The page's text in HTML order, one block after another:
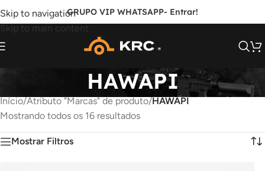
Skip to navigation
Skip to main content
GRUPO VIP WHATSAPP- Entrar!
HAWAPI
Início/Atributo "Marcas" de produto/HAWAPI
Mostrando todos os 16 resultados
Mostrar Filtros